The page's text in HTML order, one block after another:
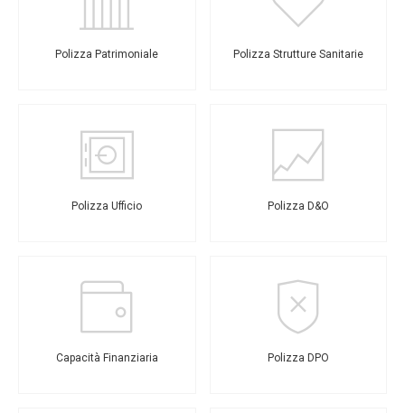
Polizza Patrimoniale Polizza Strutture Sanitarie
Polizza Ufficio Polizza D&O
Capacità Finanziaria Polizza DPO